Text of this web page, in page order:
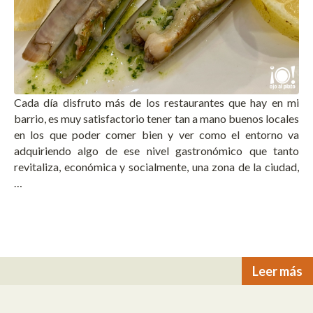
Cada día disfruto más de los restaurantes que hay en mi
barrio, es muy satisfactorio tener tan a mano buenos locales
en los que poder comer bien y ver como el entorno va
adquiriendo algo de ese nivel gastronómico que tanto
revitaliza, económica y socialmente, una zona de la ciudad,
Leer más